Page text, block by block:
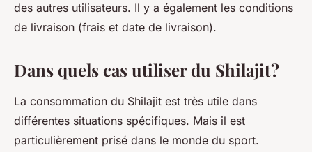
des autres utilisateurs. Il y a également les conditions
de livraison (frais et date de livraison).
Dans quels cas utiliser du Shilajit ?
La consommation du Shilajit est très utile dans
différentes situations spécifiques. Mais il est
particulièrement prisé dans le monde du sport.